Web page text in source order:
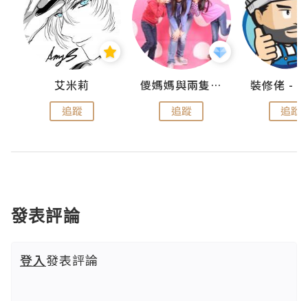
艾米莉
追蹤
儍媽媽與兩隻小魔怪之家
追蹤 追蹤
發表評論
登入發表評論